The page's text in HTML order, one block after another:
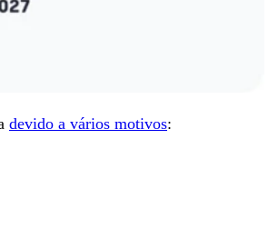
devido a vários motivos: